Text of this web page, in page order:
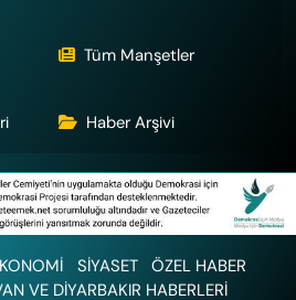
Tüm Manşetler
Haber Arşivi
SİYASET
ÖZEL HABER
VE DİYARBAKIR HABERLERİ